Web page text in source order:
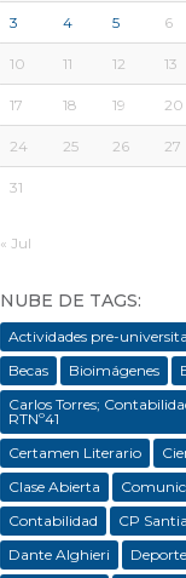
3 4 5 6
10 11 12 13
17 18 19 20
24 25 26 27
31
« Jul
NUBE DE TAGS:
Actividades pre-
Becas
Bioimágenes
Carlos Torres;
RTNº41
Certamen Literario
Clase Abierta
Contabilidad
CP
Dante Alghieri